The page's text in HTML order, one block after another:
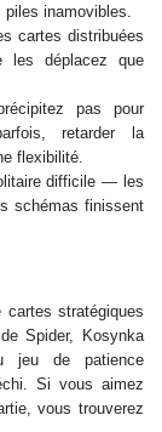
inamovibles.
cartes distribuées
les déplacez que
pas pour
retarder la
flexibilité.
difficile — les
schémas finissent
stratégiques
Spider, Kosynka
jeu de patience
Si vous aimez
vous trouverez